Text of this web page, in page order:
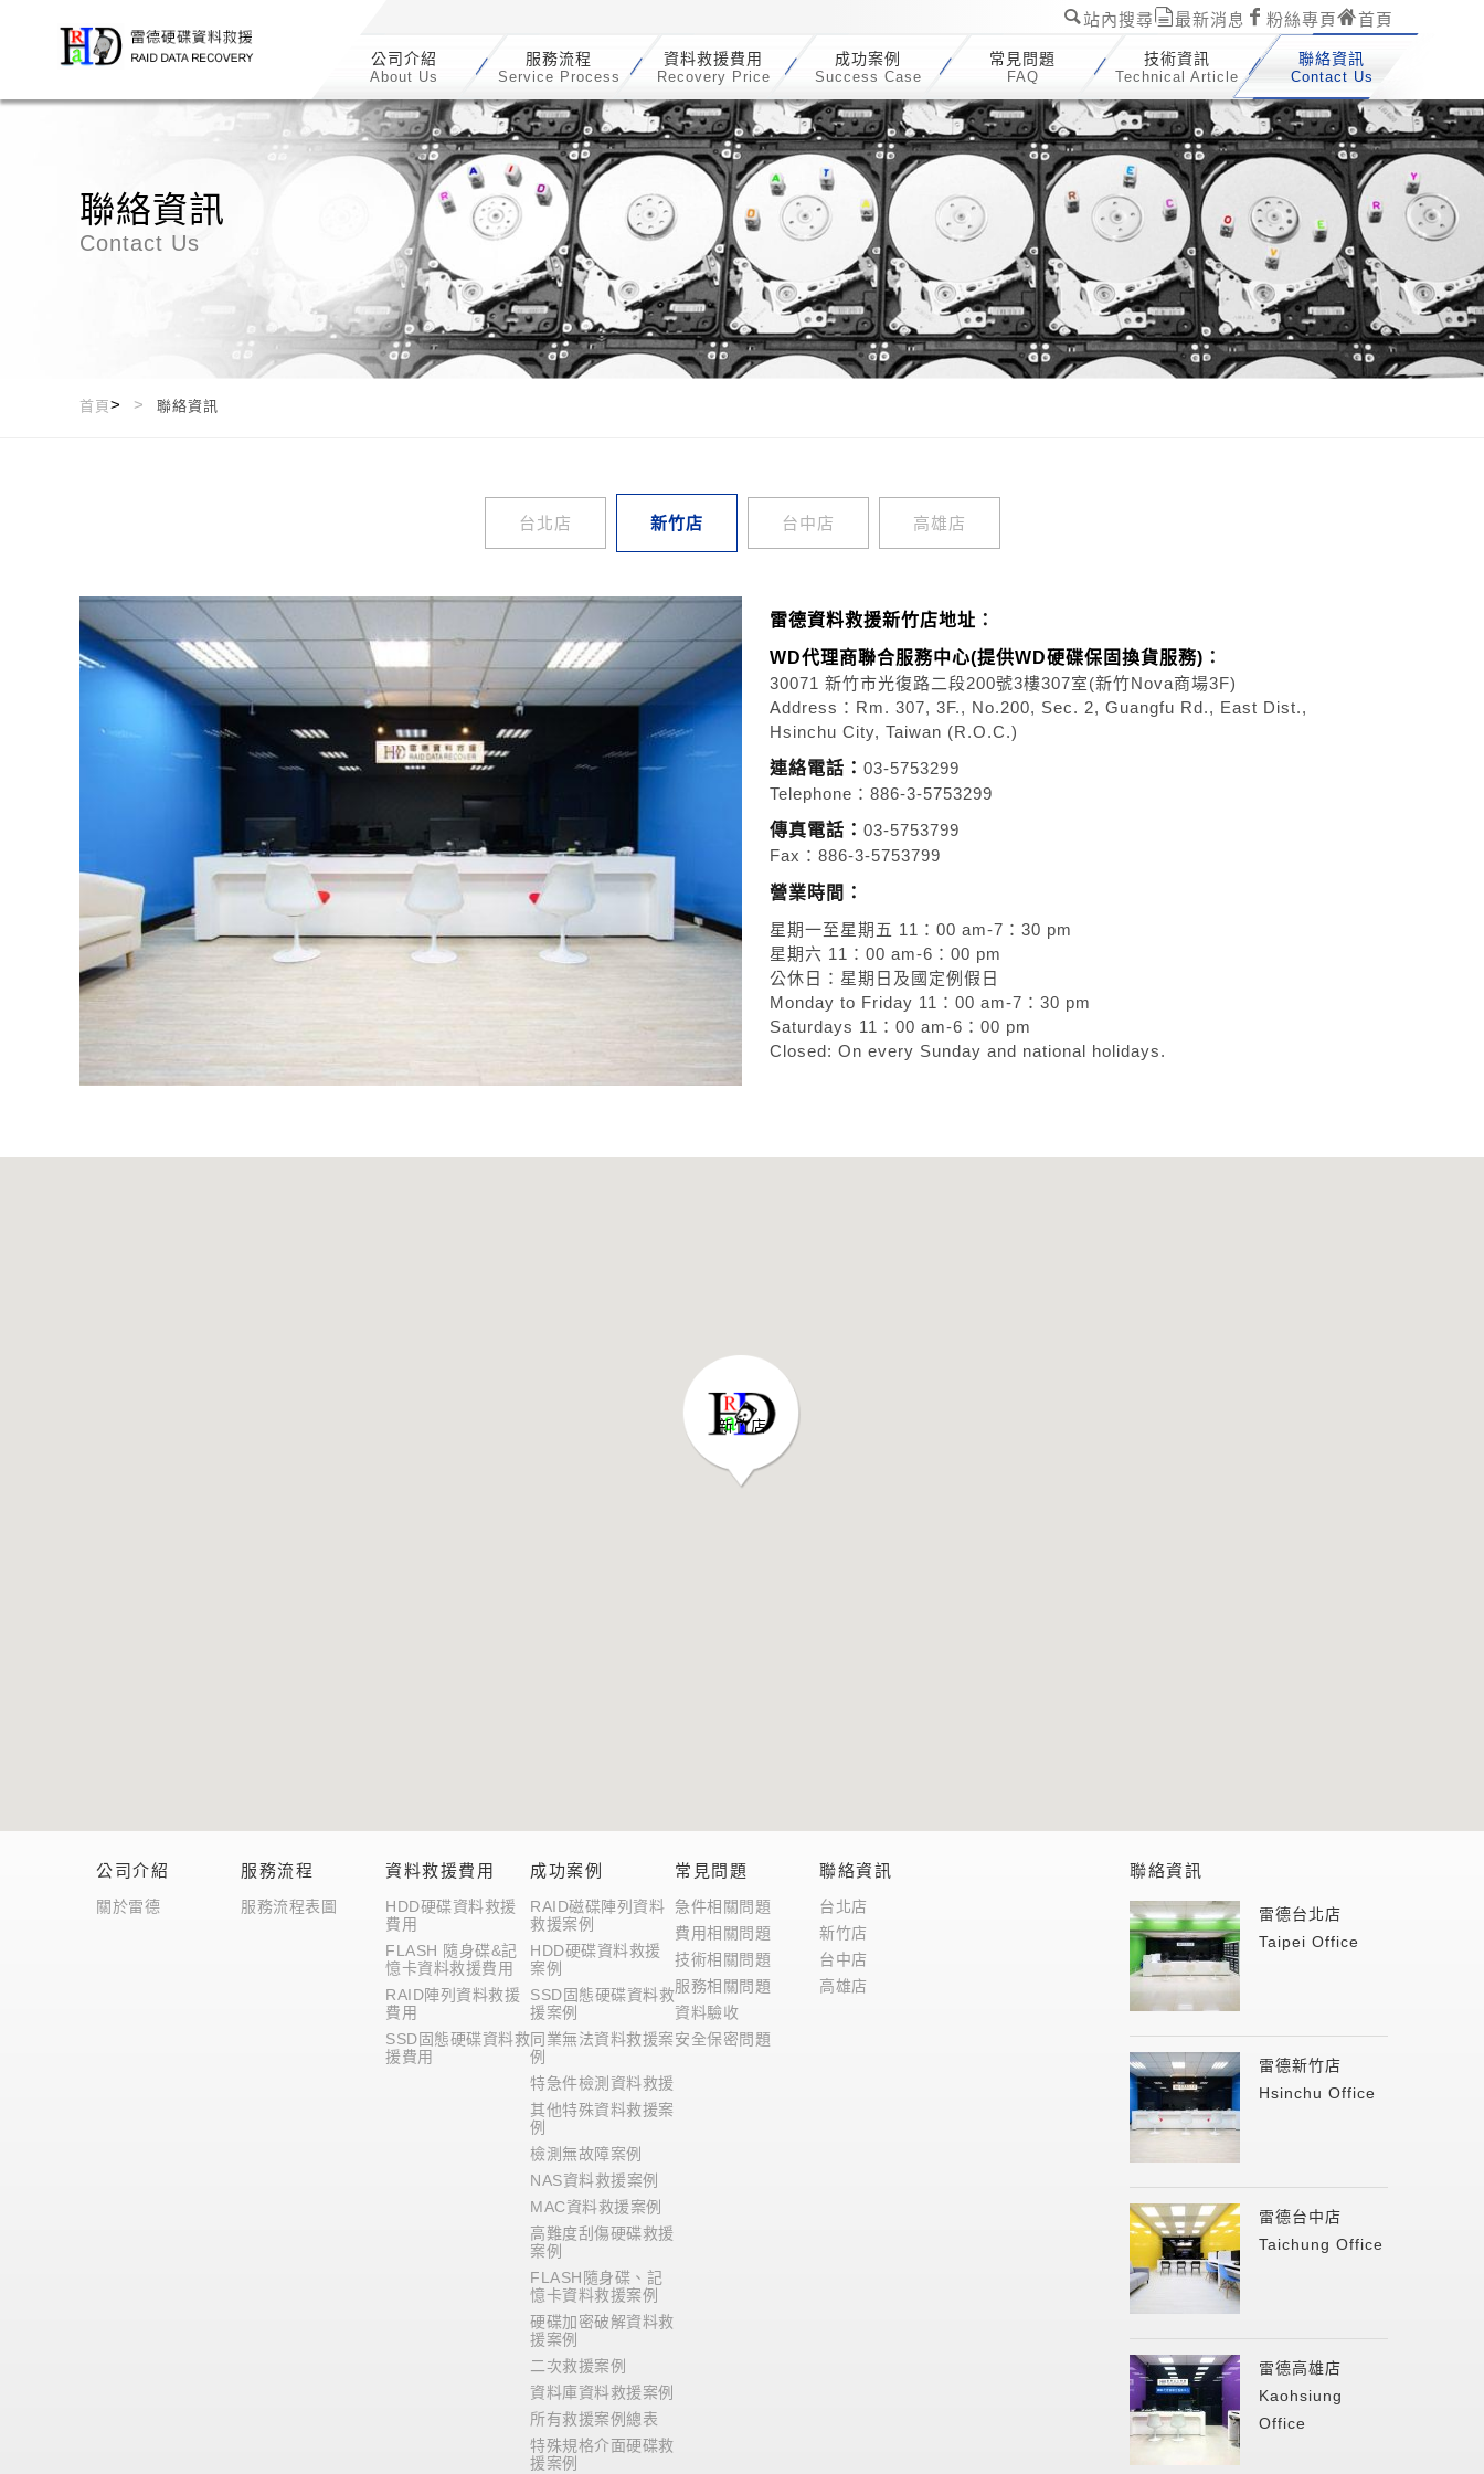
站內搜尋 最新消息 粉絲專頁 首頁
公司介紹
About Us
服務流程
Service Process
資料救援費用
Recovery Price
成功案例
Success Case
常見問題
FAQ
技術資訊
Technical Article
聯絡資訊
Contact Us
聯絡資訊
Contact Us
首頁> 聯絡資訊
台北店 新竹店 台中店 高雄店
雷德資料救援新竹店地址 ：
WD代理商聯合服務中心(提供WD硬碟保固換貨服務) ：
30071 新竹市光復路二段200號3樓307室(新竹Nova商場3F)
Address：Rm. 307, 3F., No.200, Sec. 2, Guangfu Rd., East Dist.,
Hsinchu City, Taiwan (R.O.C.)
連絡電話： 03-5753299
Telephone：886-3-5753299
傳真電話： 03-5753799
Fax：886-3-5753799
營業時間：
星期一至星期五 11：00 am-7：30 pm
星期六 11：00 am-6：00 pm
公休日：星期日及國定例假日
Monday to Friday 11：00 am-7：30 pm
Saturdays 11：00 am-6：00 pm
Closed: On every Sunday and national holidays.
新竹店
公司介紹
關於雷德
服務流程
服務流程表圖
資料救援費用
HDD硬碟資料救援
費用
FLASH 隨身碟&記
憶卡資料救援費用
RAID陣列資料救援
費用
SSD固態硬碟資料救
援費用
成功案例
RAID磁碟陣列資料
救援案例
HDD硬碟資料救援
案例
SSD固態硬碟資料救
援案例
同業無法資料救援案
例
特急件檢測資料救援
其他特殊資料救援案
例
檢測無故障案例
NAS資料救援案例
MAC資料救援案例
高難度刮傷硬碟救援
案例
FLASH隨身碟、記
憶卡資料救援案例
硬碟加密破解資料救
援案例
二次救援案例
資料庫資料救援案例
所有救援案例總表
特殊規格介面硬碟救
援案例
常見問題
急件相關問題
費用相關問題
技術相關問題
服務相關問題
資料驗收
安全保密問題
聯絡資訊
台北店
新竹店
台中店
高雄店
聯絡資訊
雷德台北店
Taipei Office
雷德新竹店
Hsinchu Office
雷德台中店
Taichung Office
雷德高雄店
Kaohsiung
Office